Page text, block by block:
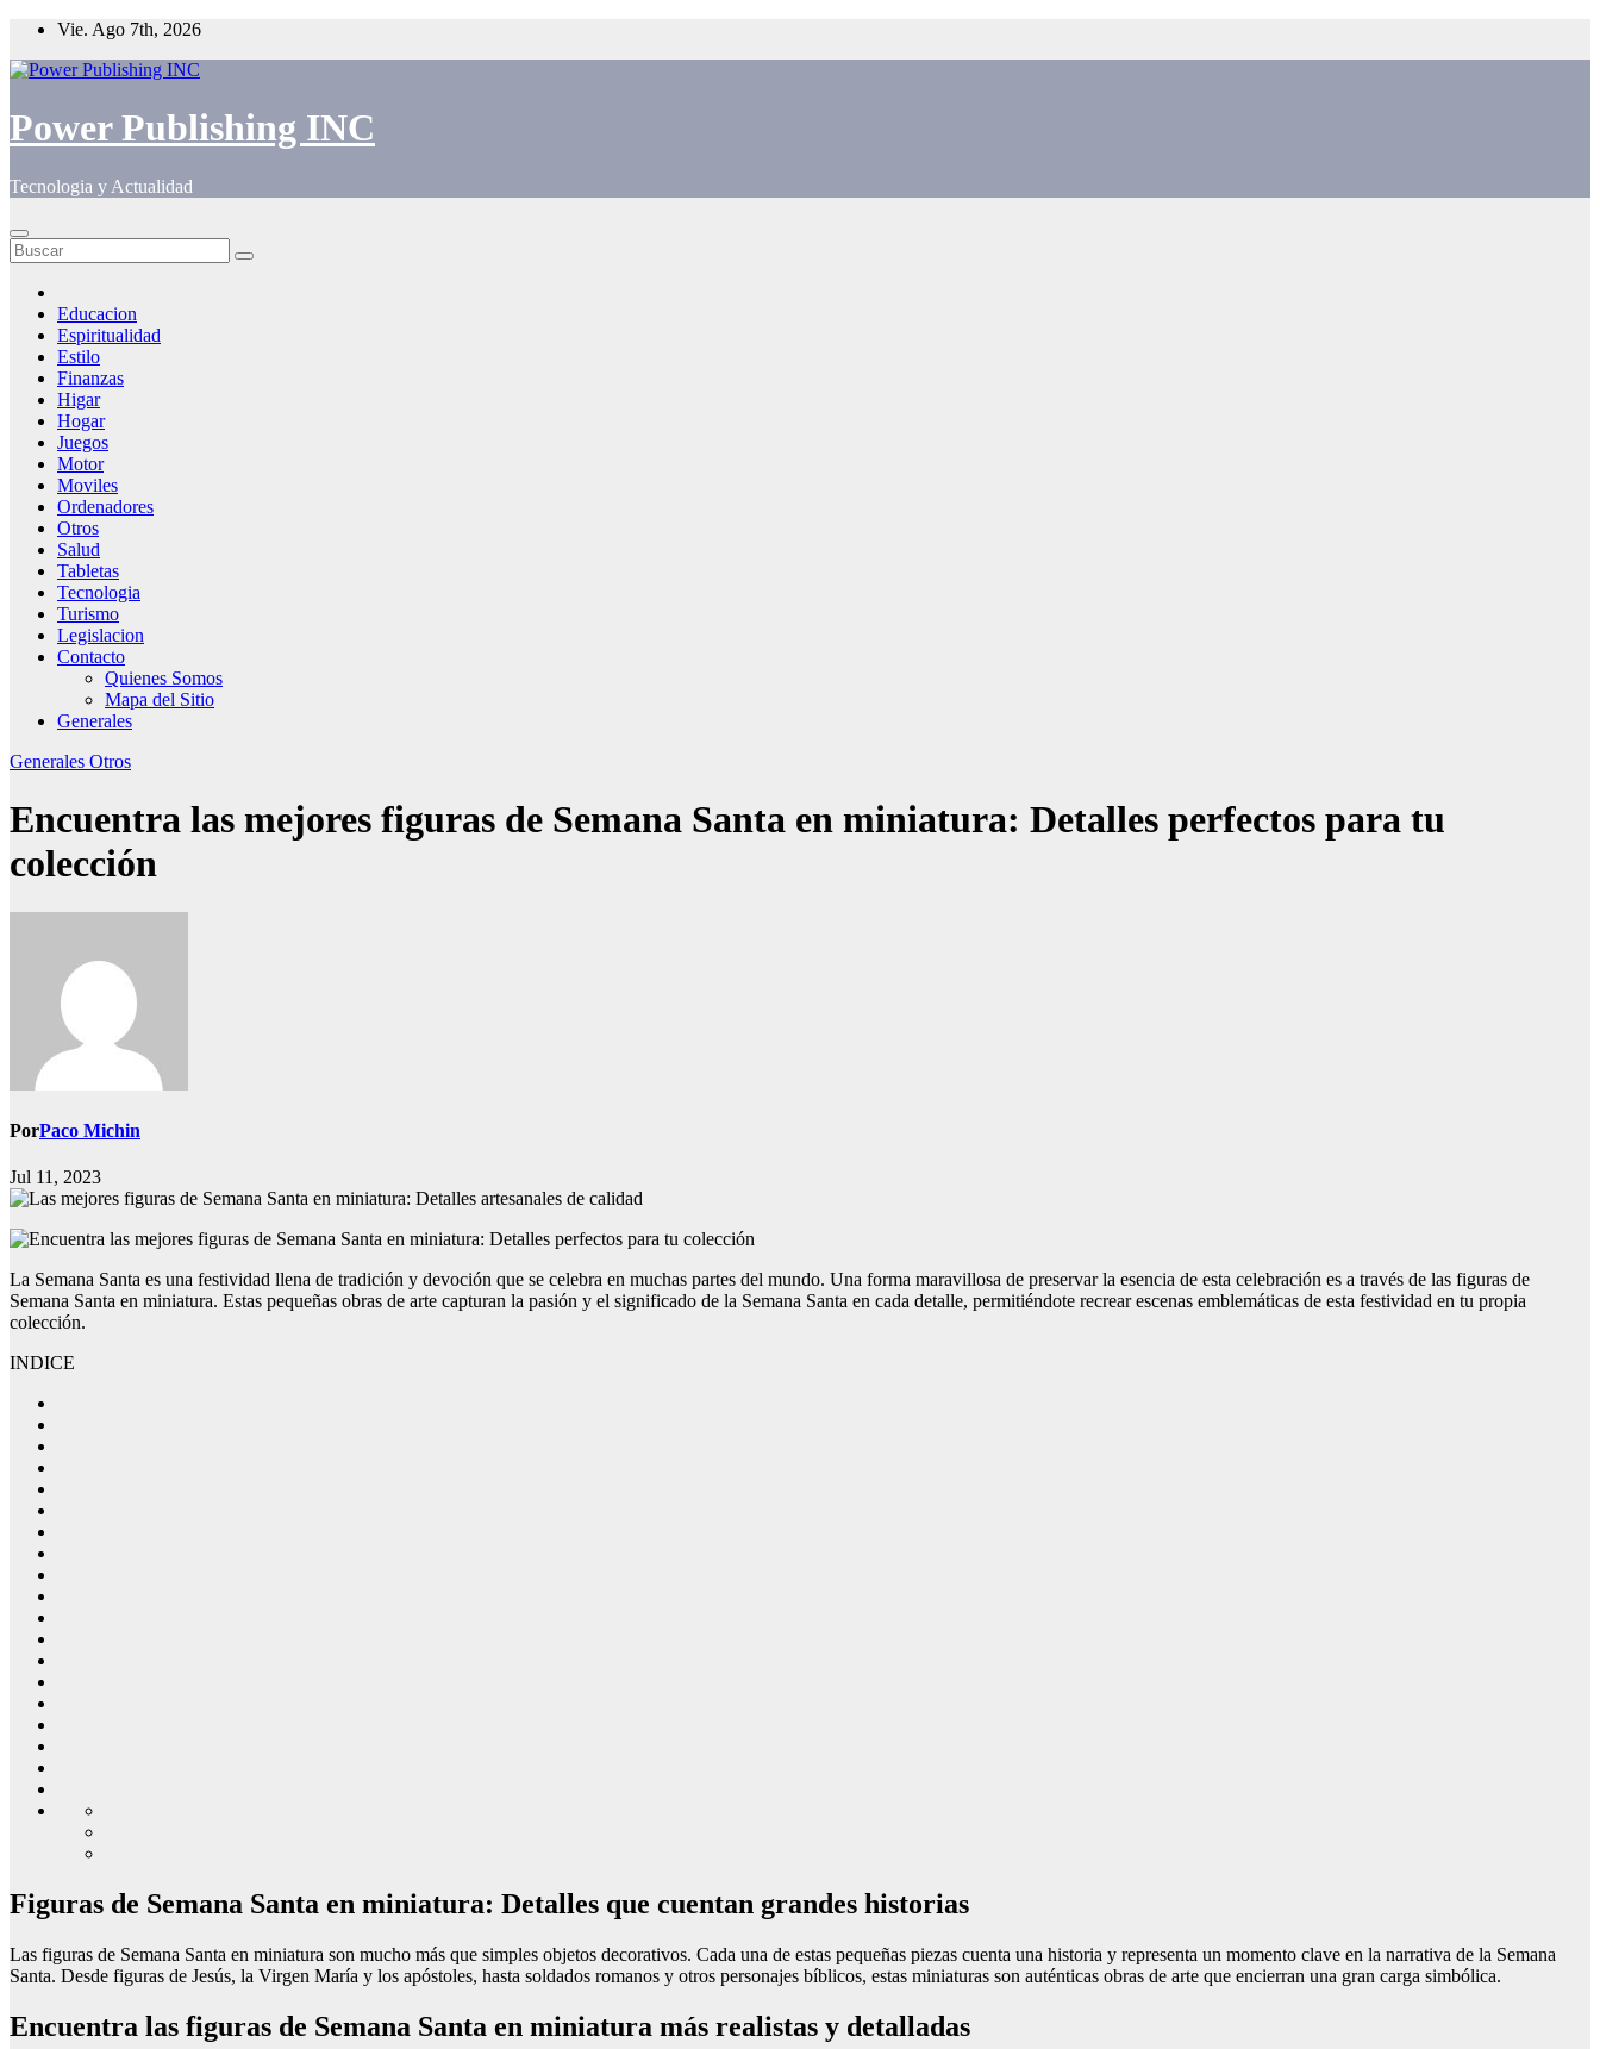
Saltar
contenido
Vie. Ago 7th, 2026
Power Publishing INC
Tecnologia y Actualidad
Educacion
Espiritualidad
Estilo
Finanzas
Higar
Hogar
Juegos
Motor
Moviles
Ordenadores
Otros
Salud
Tabletas
Tecnologia
Turismo
Legislacion
Contacto
Quienes Somos
Mapa del Sitio
Generales
Generales Otros
Encuentra las mejores figuras de Semana Santa en miniatura: Detalles perfectos para tu
colección
PorPaco Michin
Jul 11, 2023
La Semana Santa es una festividad llena de tradición y devoción que se celebra en muchas partes del mundo. Una forma maravillosa de preservar la esencia de esta celebración es a través de las figuras de
Semana Santa en miniatura. Estas pequeñas obras de arte capturan la pasión y el significado de la Semana Santa en cada detalle, permitiéndote recrear escenas emblemáticas de esta festividad en tu propia
colección.
INDICE
Figuras de Semana Santa en miniatura: Detalles que cuentan grandes historias
Las figuras de Semana Santa en miniatura son mucho más que simples objetos decorativos. Cada una de estas pequeñas piezas cuenta una historia y representa un momento clave en la narrativa de la Semana
Santa. Desde figuras de Jesús, la Virgen María y los apóstoles, hasta soldados romanos y otros personajes bíblicos, estas miniaturas son auténticas obras de arte que encierran una gran carga simbólica.
Encuentra las figuras de Semana Santa en miniatura más realistas y detalladas